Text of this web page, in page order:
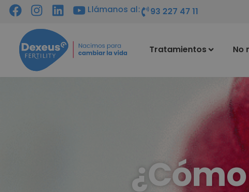
Llámanos al: 93 227 47 11
Tratamientos No